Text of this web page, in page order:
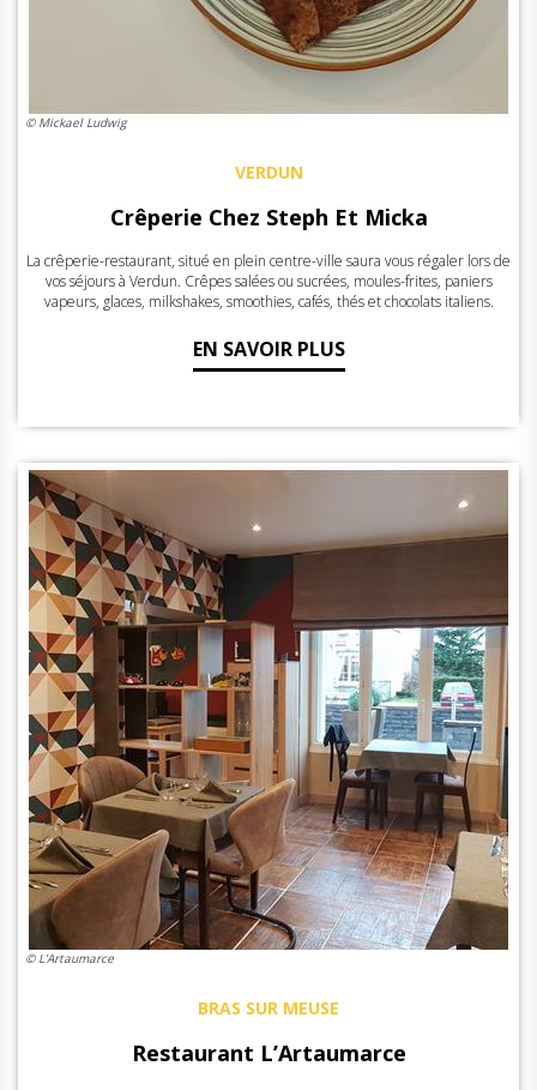
© Mickael Ludwig
VERDUN
Crêperie Chez Steph Et Micka
La crêperie-restaurant, situé en plein centre-ville saura vous régaler lors de
vos séjours à Verdun. Crêpes salées ou sucrées, moules-frites, paniers
vapeurs, glaces, milkshakes, smoothies, cafés, thés et chocolats italiens.
EN SAVOIR PLUS
© L'Artaumarce
BRAS SUR MEUSE
Restaurant L’Artaumarce